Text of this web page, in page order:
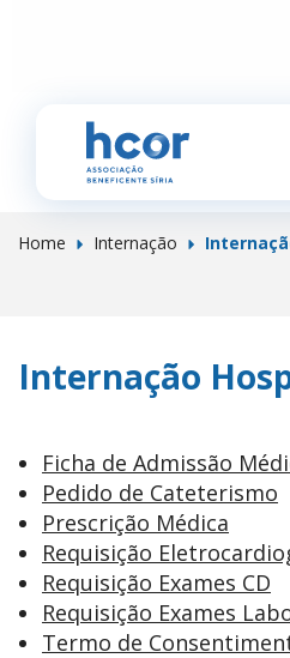
Home Internação
Internação
Ficha de Admissão
Pedido de Cateterismo
Prescrição Médica
Requisição
Requisição Exames CD
Requisição Exames
Termo de